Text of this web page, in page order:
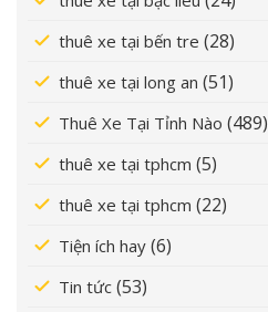
thuê xe tại bến tre (28)
thuê xe tại long an (51)
Thuê Xe Tại Tỉnh Nào (489)
thuê xe tại tphcm (5)
thuê xe tại tphcm (22)
Tiện ích hay (6)
Tin tức (53)